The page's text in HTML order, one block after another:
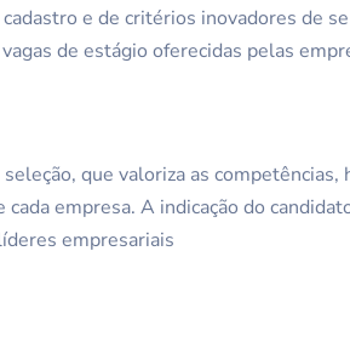
e de critérios inovadores de
de estágio oferecidas pelas
que valoriza as
cada empresa. A indicação do
empresariais